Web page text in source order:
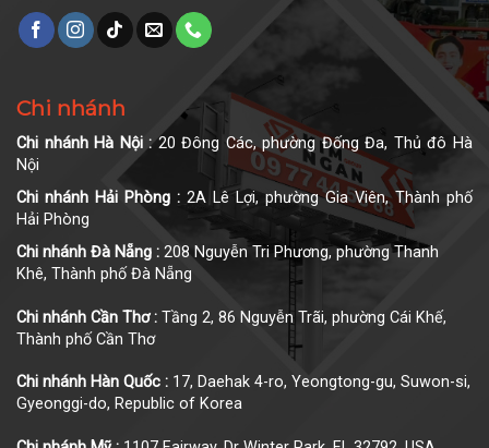
Chi nhánh
Chi nhánh Hà Nội :20 Đông Các, phường Đống Đa, Thủ đô Hà
Nội
Chi nhánh Hải Phòng : 2A Lê Lợi, phường Gia Viên, Thành phố
Hải Phòng
Chi nhánh Đà Nẵng : 208 Nguyễn Tri Phương, phường Thanh
Khê, Thành phố Đà Nẵng
Chi nhánh Cần Thơ : Tầng 2, 86 Nguyễn Trãi, phường Cái Khế,
Thành phố Cần Thơ
Chi nhánh Hàn Quốc : 17, Daehak 4-ro, Yeongtong-gu, Suwon-si,
Gyeonggi-do, Republic of Korea